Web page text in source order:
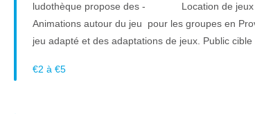
ludothèque propose des - Location de
Animations autour du jeu pour les groupes
jeu adapté et des adaptations de jeux. Public
€2 à €5